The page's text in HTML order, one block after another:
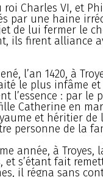
Charles VI, et
par une haine
de lui fermer le
ils firent alliance
l’an 1420, à
le plus infâme
l’essence : par le
Catherine en
et héritier de
personne de la
année, à Troyes,
s’étant fait
il régna sans